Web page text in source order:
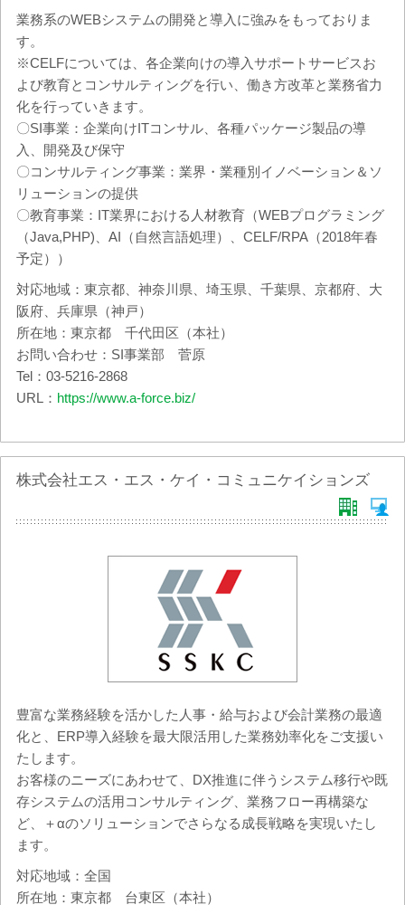
業務系のWEBシステムの開発と導入に強みをもっておりま
す。
※CELFについては、各企業向けの導入サポートサービスお
よび教育とコンサルティングを行い、働き方改革と業務省力
化を行っていきます。
〇SI事業：企業向けITコンサル、各種パッケージ製品の導
入、開発及び保守
〇コンサルティング事業：業界・業種別イノベーション＆ソ
リューションの提供
〇教育事業：IT業界における人材教育（WEBプログラミング
（Java,PHP)、AI（自然言語処理）、CELF/RPA（2018年春
予定））
対応地域：東京都、神奈川県、埼玉県、千葉県、京都府、大
阪府、兵庫県（神戸）
所在地：東京都 千代田区（本社）
お問い合わせ：SI事業部 菅原
Tel：03-5216-2868
URL： https://www.a-force.biz/
株式会社エス・エス・ケイ・コミュニケイションズ
豊富な業務経験を活かした人事・給与および会計業務の最適
化と、ERP導入経験を最大限活用した業務効率化をご支援い
たします。
お客様のニーズにあわせて、DX推進に伴うシステム移行や既
存システムの活用コンサルティング、業務フロー再構築な
ど、＋αのソリューションでさらなる成長戦略を実現いたし
ます。
対応地域：全国
所在地：東京都 台東区（本社）